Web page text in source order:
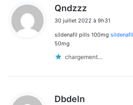
Qndzzz
t
30 juillet 2022 à 9h31
sildenafil pills 100mg
50mg
chargement…
Dbdeln